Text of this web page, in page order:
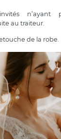
n’ayant
au traiteur.
de la robe.